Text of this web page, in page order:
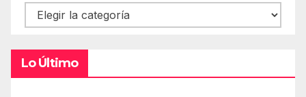
Contenidos
Lo Último